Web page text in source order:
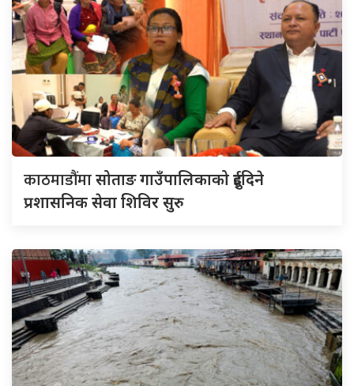
काठमाडौंमासोताङ गाउँपालिकाको दुईदिने
प्रशासनिक सेवा शिविर सुरु